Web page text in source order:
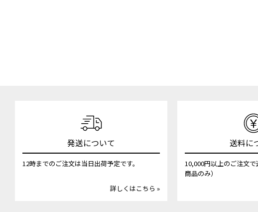
発送について
12時までのご注文は当日出荷予定です。
詳しくはこちら »
送料に
10,000円以上のご注文
商品のみ）